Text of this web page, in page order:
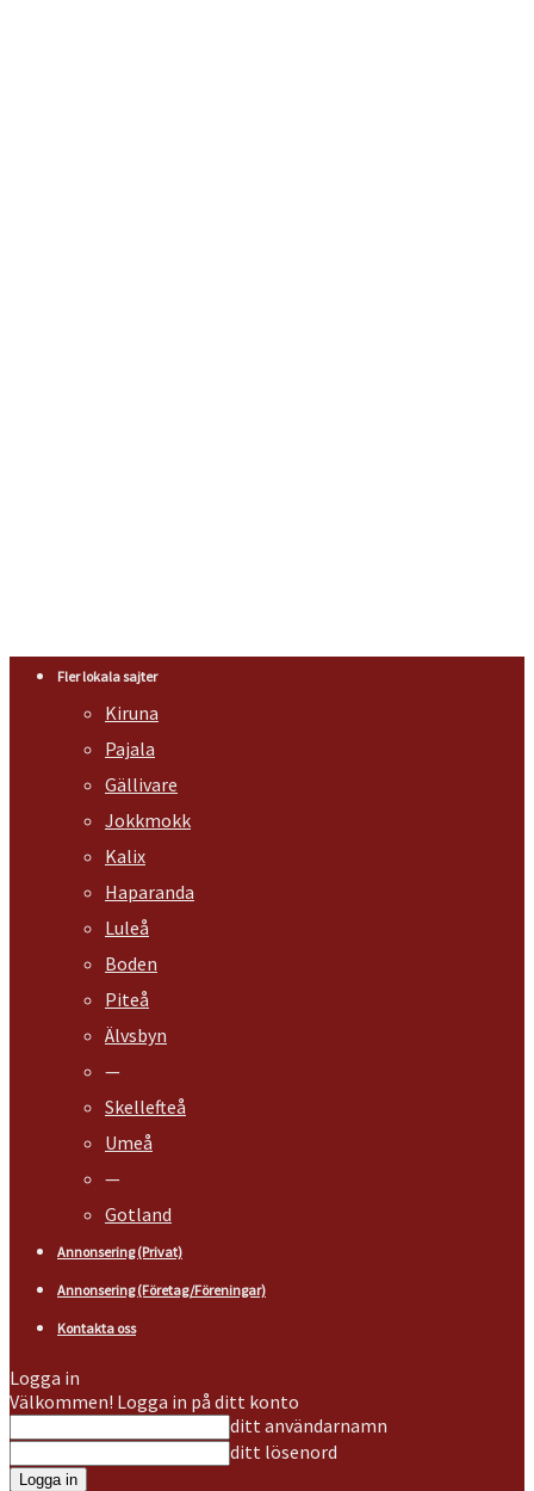
Fler lokala sajter
Kiruna
Pajala
Gällivare
Jokkmokk
Kalix
Haparanda
Luleå
Boden
Piteå
Älvsbyn
—
Skellefteå
Umeå
—
Gotland
Annonsering (Privat)
Annonsering (Företag/Föreningar)
Kontakta oss
Logga in
Välkommen! Logga in på ditt konto
ditt användarnamn
ditt lösenord